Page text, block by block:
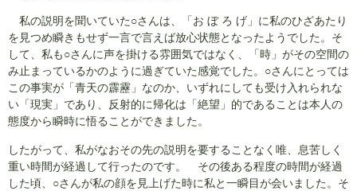
私の説明を聞いていた○さんは、「お ぼ ろ げ」に私のひざあたり
を見つめ瞬きもせず一言で言えば放心状態となったようでした。そ
して、私も○さんに声を掛ける雰囲気ではなく、「時」がその空間の
み止まっているかのように過ぎていた感覚でした。○さんにとっては
この事実が「青天の霹靂」なのか、いずれにしても受け入れられな
い「現実」であり、反射的に帰化は「絶望」的であることは本人の
態度から瞬時に悟ることができました。
したがって、私がなおその先の説明を要することなく唯、息苦しく
重い時間が経過して行ったのです。 その後ある程度の時間が経過
した頃、○さんが私の顔を見上げた時に私と一瞬目が会いました。そ